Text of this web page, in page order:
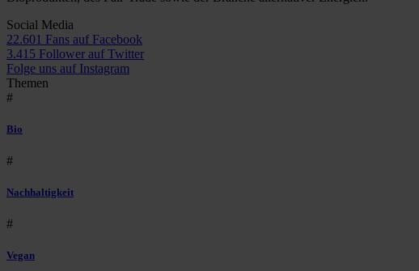
Social Media
22.601 Fans auf Facebook
3.415 Follower auf Twitter
Folge uns auf Instagram
Themen
#
Bio
#
Nachhaltigkeit
#
Vegan